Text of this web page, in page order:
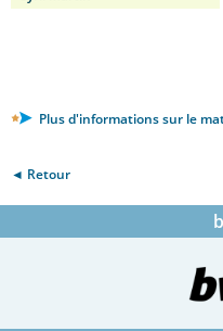
Plus d'informations sur le
◄ Retour